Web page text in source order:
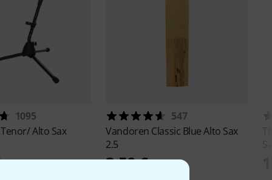
1095
Alto Sax
547
Vandoren Classic Blue Alto Sax
2.5
3,50 €